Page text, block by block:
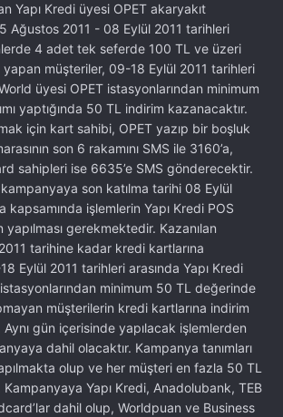
Yapı Kredi üyesi OPET akaryakıt
Ağustos 2011 - 08 Eylül 2011 tarihleri
4 adet tek seferde 100 TL ve üzeri
yapan müşteriler, 09-18 Eylül 2011 tarihleri
üyesi OPET istasyonlarından minimum
yaptığında 50 TL indirim kazanacaktır.
için kart sahibi, OPET yazıp bir boşluk
son 6 rakamını SMS ile 3160’a,
sahipleri ise 6635’e SMS gönderecektir.
son katılma tarihi 08 Eylül
kapsamında işlemlerin Yapı Kredi POS
gerekmektedir. Kazanılan
tarihine kadar kredi kartlarına
Eylül 2011 tarihleri arasında Yapı Kredi
minimum 50 TL değerinde
müşterilerin kredi kartlarına indirim
Aynı gün içerisinde yapılacak işlemlerden
dahil olacaktır. Kampanya tanımları
olup ve her müşteri en fazla 50 TL
Yapı Kredi, Anadolubank, TEB
dahil olup, Worldpuan ve Business